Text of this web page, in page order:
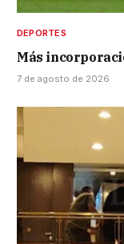
DEPORTES
Más
7 de agosto de 2026